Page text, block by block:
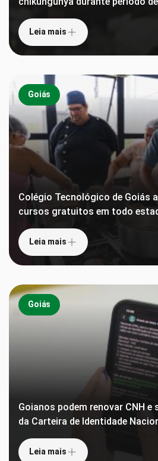
Leia mais
Goiás
Colégio Tecnológico de Goiás
cursos gratuitos em todo
Leia mais
Goiás
Goianos podem renovar CNH
da Carteira de Identidade
Leia mais
Veja 6 palavras de origem